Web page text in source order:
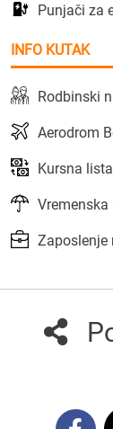
Punjači za
INFO KUTAK
Rodbinski
Aerodrom
Kursna lista
Vremenska
Zaposlenje